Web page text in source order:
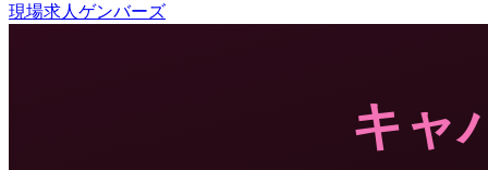
現場求人ゲンバーズ